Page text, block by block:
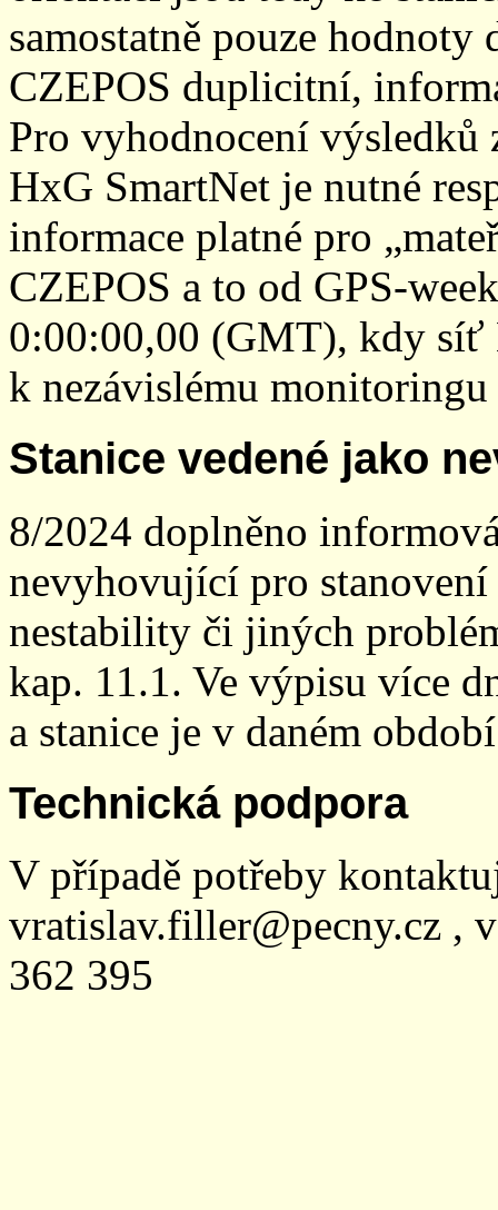
samostatně pouze
CZEPOS duplicitní,
Pro vyhodnocení
HxG SmartNet je nutné
informace platné pro
CZEPOS a to od GPS-
0:00:00,00 (GMT), kdy síť
k nezávislému
Stanice vedené jako
8/2024 doplněno
nevyhovující pro
nestability či jiných
kap. 11.1. Ve výpisu více
a stanice je v daném
Technická podpora
V případě potřeby
vratislav.filler@pecny.cz ,
362 395